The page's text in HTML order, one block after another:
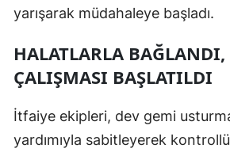
yarışarak müdahaleye başladı.
HALATLARLA
ÇALIŞMASI BAŞLATILDI
İtfaiye ekipleri, dev gemi
yardımıyla sabitleyerek